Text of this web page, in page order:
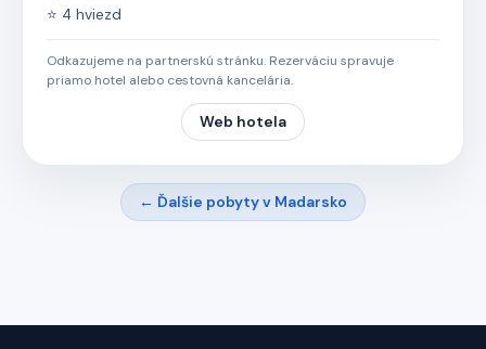
⭐ 4 hviezd
Odkazujeme na partnerskú stránku. Rezerváciu spravuje
priamo hotel alebo cestovná kancelária.
Web hotela
← Ďalšie pobyty v Madarsko